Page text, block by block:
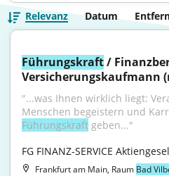
Relevanz Datum
Führungskraft /
Versicherungskaufmann
"...was Ihnen wirklich liegt:
Führungskraft geben..."
FG FINANZ-SERVICE
Frankfurt am Main, Raum Bad